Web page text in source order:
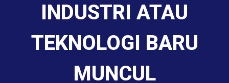
INDUSTRI ATAU
TEKNOLOGI BARU
MUNCUL